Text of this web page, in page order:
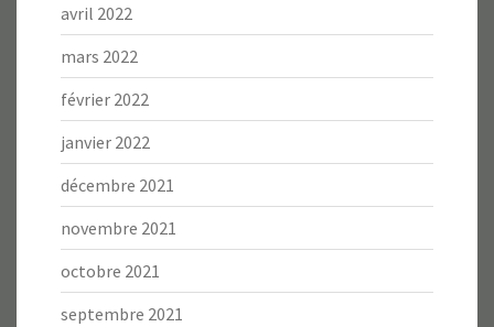
avril 2022
mars 2022
février 2022
janvier 2022
décembre 2021
novembre 2021
octobre 2021
septembre 2021